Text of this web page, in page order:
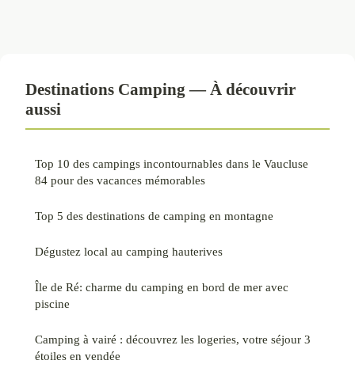
Destinations Camping — À découvrir
aussi
Top 10 des campings incontournables dans le Vaucluse
84 pour des vacances mémorables
Top 5 des destinations de camping en montagne
Dégustez local au camping hauterives
Île de Ré: charme du camping en bord de mer avec
piscine
Camping à vairé : découvrez les logeries, votre séjour 3
étoiles en vendée